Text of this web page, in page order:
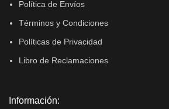
Política de Envíos
Términos y Condiciones
Políticas de Privacidad
Libro de Reclamaciones
Información: